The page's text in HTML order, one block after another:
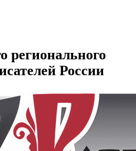
регионального
России